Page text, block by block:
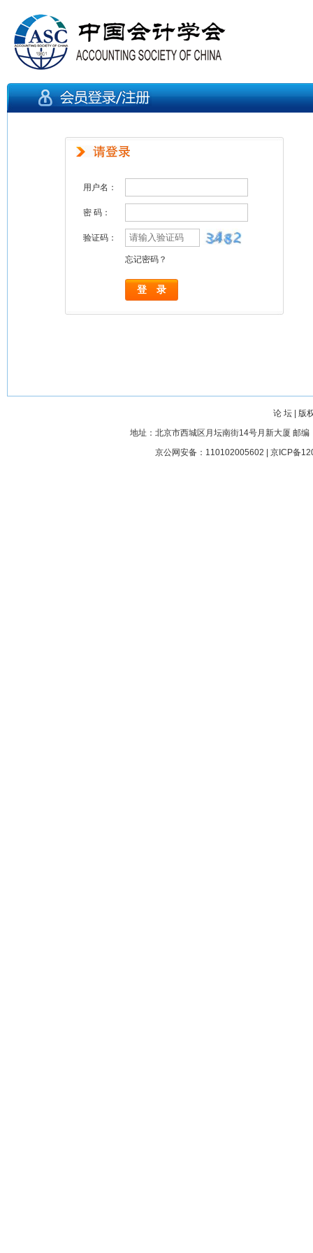
用户名：
密 码：
验证码：
忘记密码？
论 坛
版
地址：北京市西城区月坛南街14号月新大厦 邮
京公网安备：110102005602 | 京ICP备